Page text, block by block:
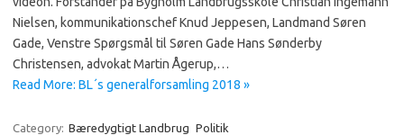
Nielsen, kommunikationschef Knud Jeppesen, Landmand Søren
Gade, Venstre Spørgsmål til Søren Gade Hans Sønderby
Christensen, advokat Martin Ågerup,…
Read More: BL´s generalforsamling 2018 »
Category: Bæredygtigt Landbrug Politik